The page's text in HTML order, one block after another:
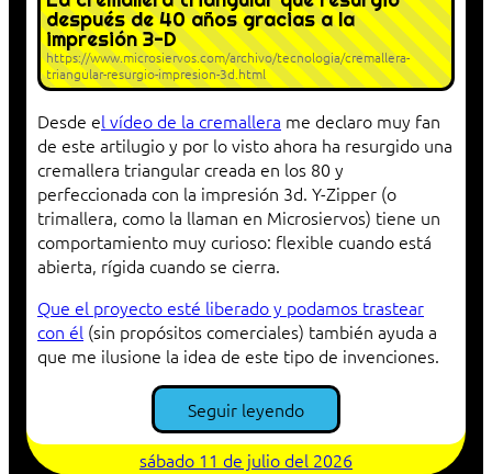
después de 40 años gracias a la
impresión 3-D
https://www.microsiervos.com/archivo/tecnologia/cremallera-
triangular-resurgio-impresion-3d.html
Desde el vídeo de la cremallera me declaro muy fan
de este artilugio y por lo visto ahora ha resurgido una
cremallera triangular creada en los 80 y
perfeccionada con la impresión 3d. Y-Zipper (o
trimallera, como la llaman en Microsiervos) tiene un
comportamiento muy curioso: flexible cuando está
abierta, rígida cuando se cierra.
Que el proyecto esté liberado y podamos trastear
con él (sin propósitos comerciales) también ayuda a
que me ilusione la idea de este tipo de invenciones.
Seguir leyendo
sábado 11 de julio del 2026